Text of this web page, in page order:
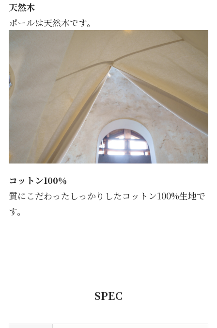
天然木
ポールは天然木です。
コットン100％
質にこだわったしっかりしたコットン100%生地で
す。
SPEC